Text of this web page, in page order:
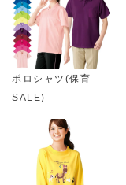
ポロシャツ(保育
SALE)